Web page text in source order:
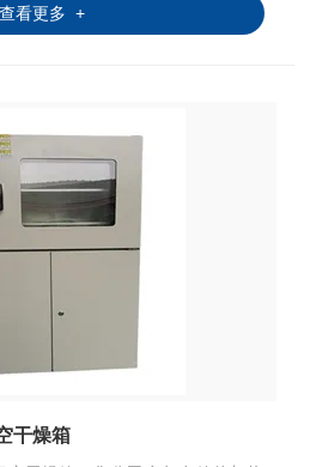
查看更多 +
干燥箱